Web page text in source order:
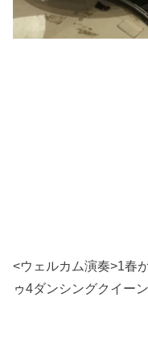
<ウェルカム演奏>1春
ゥ4ダンシングクイー